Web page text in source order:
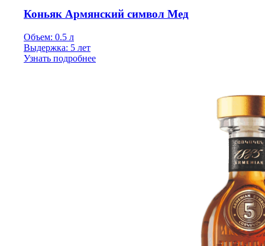
Коньяк Армянский символ Мед
Объем: 0.5 л
Выдержка: 5 лет
Узнать подробнее